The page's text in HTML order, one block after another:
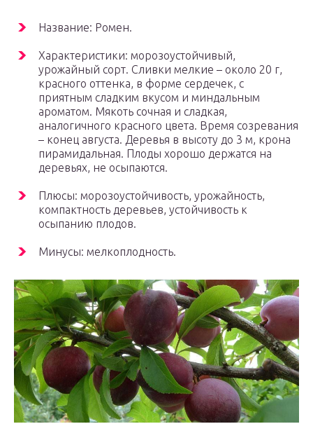
Название: Ромен.
Характеристики: морозоустойчивый,
урожайный сорт. Сливки мелкие – около 20 г,
красного оттенка, в форме сердечек, с
приятным сладким вкусом и миндальным
ароматом. Мякоть сочная и сладкая,
аналогичного красного цвета. Время созревания
– конец августа. Деревья в высоту до 3 м, крона
пирамидальная. Плоды хорошо держатся на
деревьях, не осыпаются.
Плюсы: морозоустойчивость, урожайность,
компактность деревьев, устойчивость к
осыпанию плодов.
Минусы: мелкоплодность.